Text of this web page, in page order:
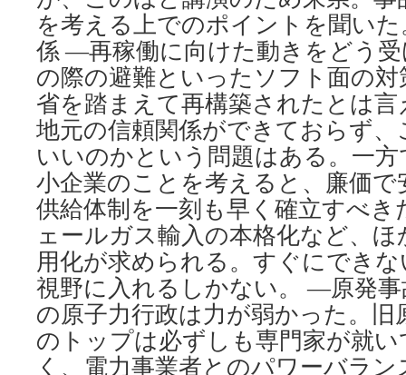
ウ
素
放
出
を
掘
り
起
す
＝
青
野
由
利
via
毎
日
jp
を考える上でのポイントを聞い
係 ―再稼働に向けた動きをどう
の際の避難といったソフト面の
省を踏まえて再構築されたとは
地元の信頼関係ができておらず
いいのかという問題はある。一
小企業のことを考えると、廉価
供給体制を一刻も早く確立すべき
ェールガス輸入の本格化など、
用化が求められる。すぐにでき
視野に入れるしかない。 ―原発
の原子力行政は力が弱かった。旧
のトップは必ずしも専門家が就
く、電力事業者とのパワーバラ